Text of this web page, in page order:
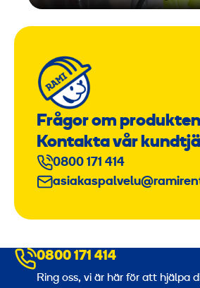
Frågor om
Kontakta vår
0800 171 414
0800 171 414
Ring oss, vi är här för att hjälpa